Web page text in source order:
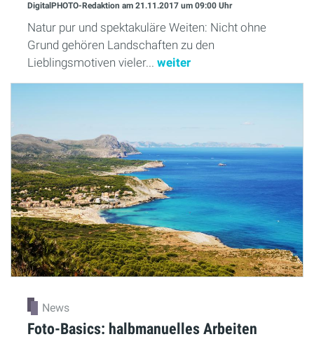
DigitalPHOTO-Redaktion am 21.11.2017 um 09:00 Uhr
Natur pur und spektakuläre Weiten: Nicht ohne
Grund gehören Landschaften zu den
Lieblingsmotiven vieler... weiter
News
Foto-Basics: halbmanuelles Arbeiten